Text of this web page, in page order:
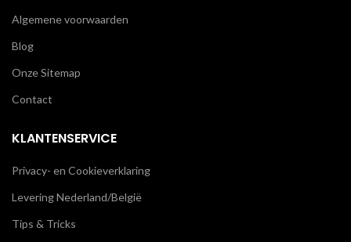
Algemene voorwaarden
Blog
Onze Sitemap
Contact
KLANTENSERVICE
Privacy- en Cookieverklaring
Levering Nederland/België
Tips & Tricks